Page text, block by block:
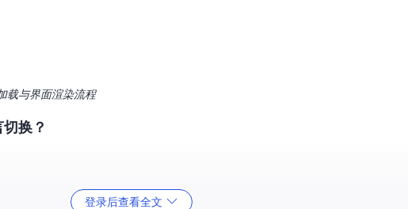
载与界面渲染流程
换？
登录后查看全文